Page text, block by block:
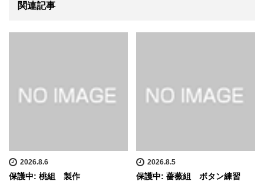
関連記事
2026.8.6
保護中: 桃組 製作
2026.8.5
保護中: 薔薇組 ボタン練習